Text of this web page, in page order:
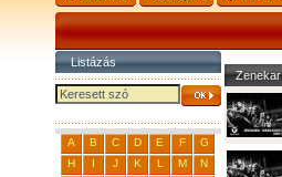
Listázás
A B C D E F
G
H
I J K L M
N
Zenekar